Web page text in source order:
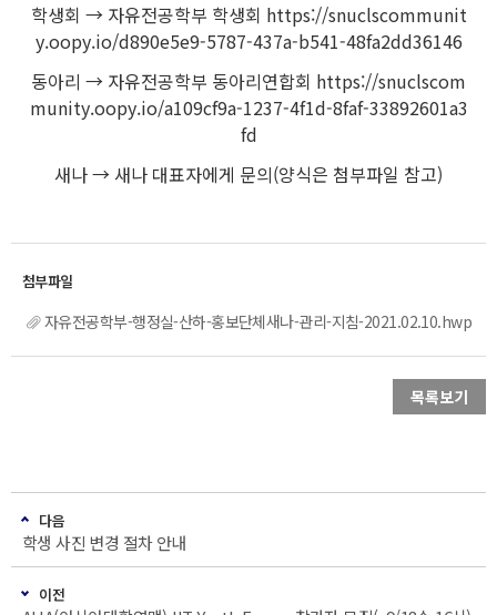
학생회 → 자유전공학부 학생회 https://snuclscommunit
y.oopy.io/d890e5e9-5787-437a-b541-48fa2dd36146
동아리 → 자유전공학부 동아리연합회 https://snuclscom
munity.oopy.io/a109cf9a-1237-4f1d-8faf-33892601a3
fd
새나 → 새나 대표자에게 문의(양식은 첨부파일 참고)
자유전공학부-행정실-산하-홍보단체새나-관리-지침-2021.02.10.hwp
목록보기
다음
학생 사진 변경 절차 안내
이전